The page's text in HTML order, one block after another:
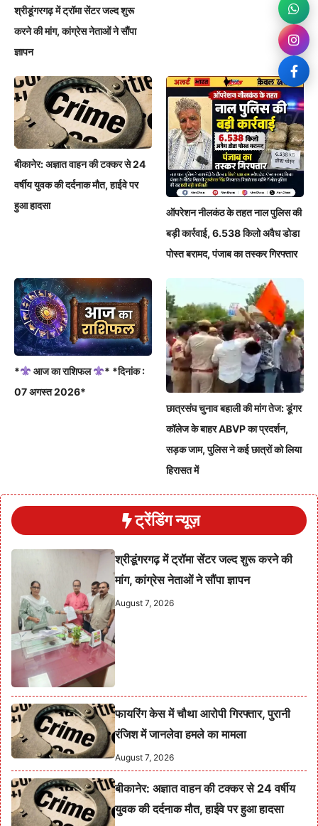
श्रीडूंगरगढ़ में ट्रॉमा सेंटर जल्द शुरू
करने की मांग, कांग्रेस नेताओं ने सौंपा
ज्ञापन
बीकानेर: अज्ञात वाहन की टक्कर से 24
वर्षीय युवक की दर्दनाक मौत, हाईवे पर
हुआ हादसा
ऑपरेशन नीलकंठ के तहत नाल पुलिस की
बड़ी कार्रवाई, 6.538 किलो अवैध डोडा
पोस्त बरामद, पंजाब का तस्कर गिरफ्तार
* आज का राशिफल
* *दिनांक :
07 अगस्त 2026*
छात्रसंघ चुनाव बहाली की मांग तेज: डूंगर
कॉलेज के बाहर ABVP का प्रदर्शन,
सड़क जाम, पुलिस ने कई छात्रों को लिया
हिरासत में
ट्रेंडिंग न्यूज़
श्रीडूंगरगढ़ में ट्रॉमा सेंटर जल्द शुरू करने की
मांग, कांग्रेस नेताओं ने सौंपा ज्ञापन
August 7, 2026
फायरिंग केस में चौथा आरोपी गिरफ्तार, पुरानी
रंजिश में जानलेवा हमले का मामला
August 7, 2026
बीकानेर: अज्ञात वाहन की टक्कर से 24 वर्षीय
युवक की दर्दनाक मौत, हाईवे पर हुआ हादसा